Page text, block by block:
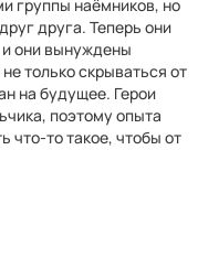
группы наёмников, но
друга. Теперь они
и они вынуждены
только скрываться от
на будущее. Герои
поэтому опыта
что-то такое, чтобы от